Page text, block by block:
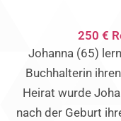
250 €
Johanna (65)
Buchhalterin
Heirat wurde
nach der Geburt